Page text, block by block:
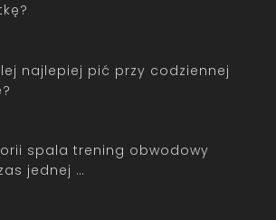
najlepiej pić przy codziennej
spala trening obwodowy
jednej …